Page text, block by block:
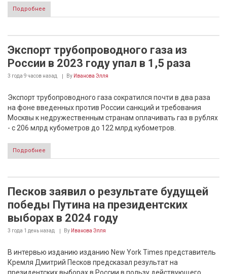
Подробнее
Экспорт трубопроводного газа из
России в 2023 году упал в 1,5 раза
3 года 9 часов назад By Иванова Элля
Экспорт трубопроводного газа сократился почти в два раза
на фоне введенных против России санкций и требования
Москвы к недружественным странам оплачивать газ в рублях
- с 206 млрд кубометров до 122 млрд кубометров.
Подробнее
Песков заявил о результате будущей
победы Путина на президентских
выборах в 2024 году
3 года 1 день назад By Иванова Элля
В интервью изданию изданию New York Times представитель
Кремля Дмитрий Песков предсказал результат на